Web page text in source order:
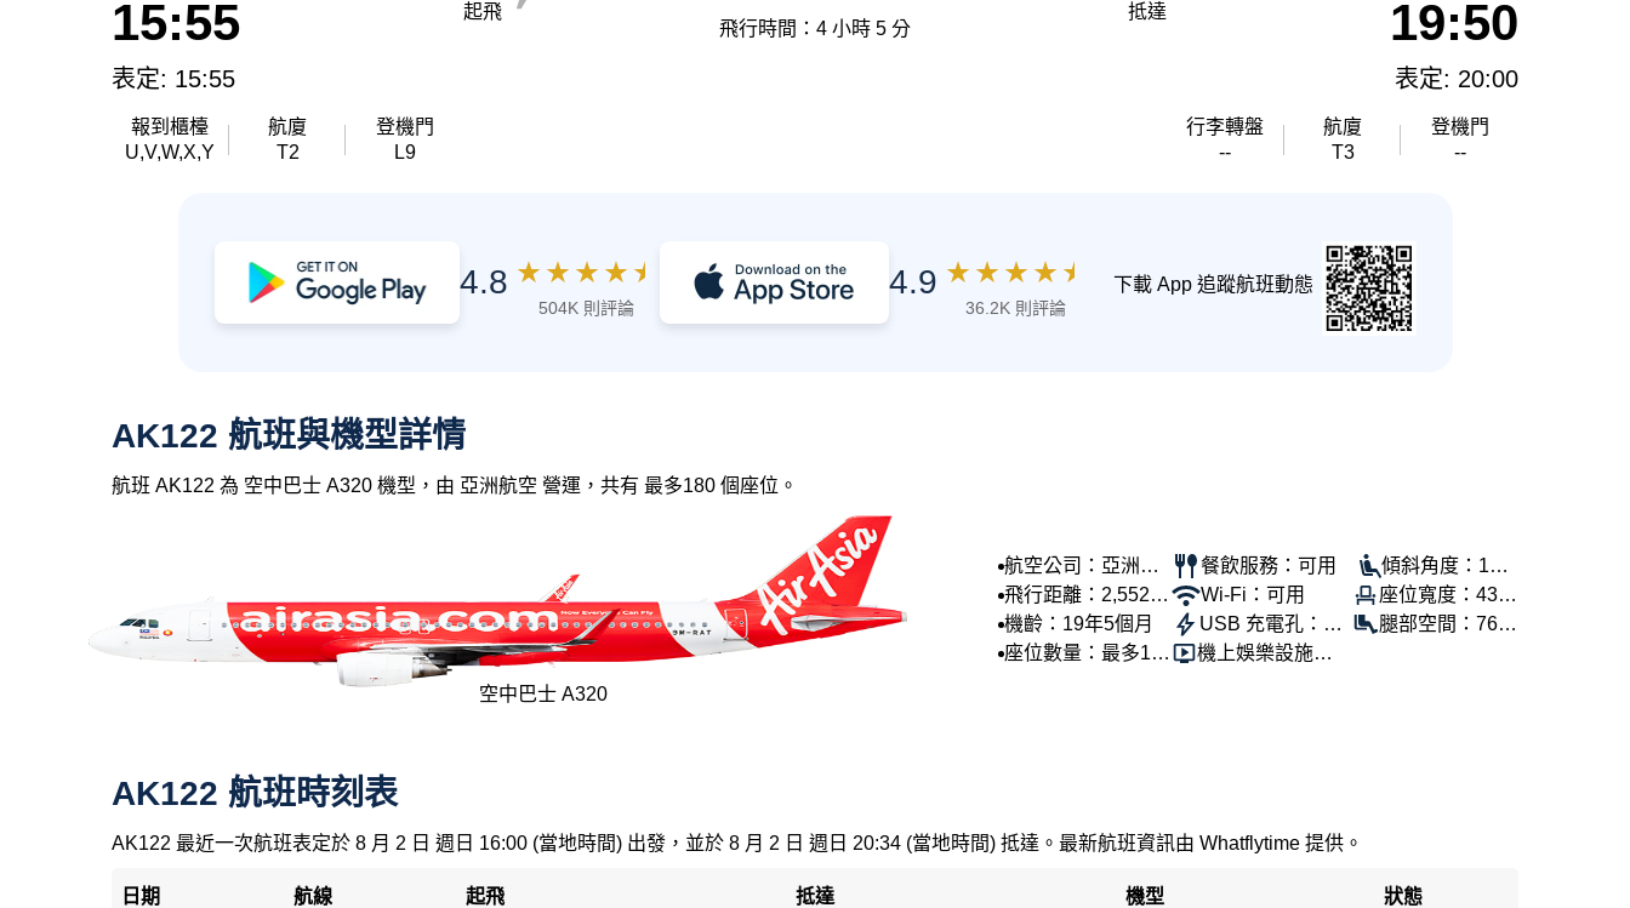
15:55
表定: 15:55
報到櫃檯
U,V,W,X,Y
航廈
T2
登機門
L9
起飛
飛行時間：4 小時 5 分
抵達 19:50
表定: 20:00
行李轉盤
--
航廈
T3
登機門
--
4.8 ★ ★ ★ ★ ★
504K 則評論
4.9 ★ ★ ★ ★ ★
36.2K 則評論
下載 App 追蹤航班動態
AK122 航班與機型詳情
航班 AK122 為 空中巴士 A320 機型，由 亞洲航空 營運，共有 最多180 個座位。
空中巴士 A320
航空公司：亞洲航
空
飛行距離：2,552
公里
機齡：19年5個月
座位數量：最多18
餐飲服務：可用
Wi-Fi：可用
USB 充電孔：可
用
機上娛樂設施：
傾斜角度：100
°
座位寬度：43公
分
腿部空間：76公
AK122 航班時刻表
AK122 最近一次航班表定於 8 月 2 日 週日 16:00 (當地時間) 出發，並於 8 月 2 日 週日 20:34 (當地時間) 抵達。最新航班資訊由 Whatflytime 提供。
日期 航線 起飛 抵達 機型 狀態